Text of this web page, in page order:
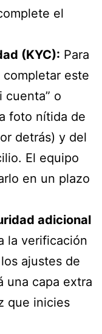
el
(KYC): Para
este
cuenta” o
foto nítida de
detrás) y del
El equipo
en un plazo
adicional
la verificación
ajustes de
una capa extra
que inicies